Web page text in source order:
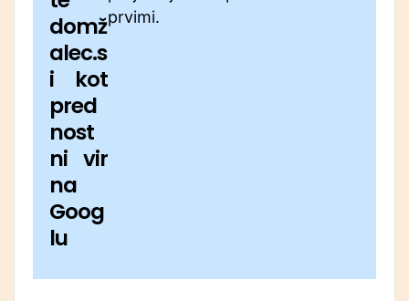
domž
alec.s
i kot
pred
nost
ni vir
na
Goog
lu
prvimi.